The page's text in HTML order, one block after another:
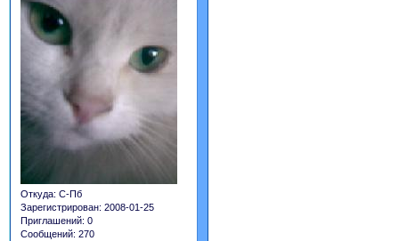
Откуда: С-Пб
Зарегистрирован: 2008-01-25
Приглашений: 0
Сообщений: 270